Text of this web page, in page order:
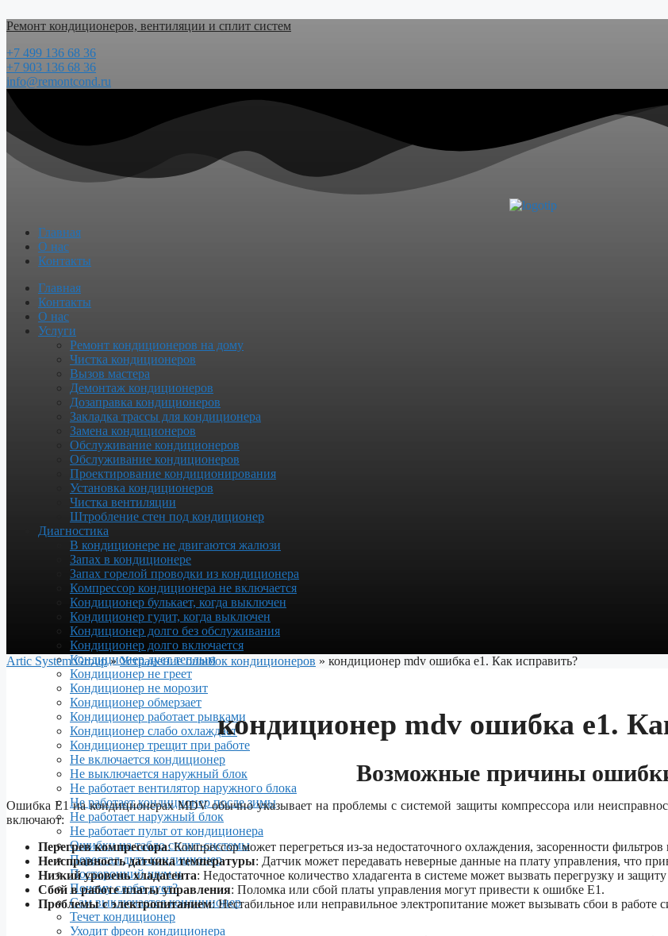
к
Ремонт кондиционеров, вентиляции и сплит систем
+7 499 136 68 36
+7 903 136 68 36
info@remontcond.ru
Главная
О нас
Контакты
Menu
Главная
Контакты
О нас
Услуги
Ремонт кондиционеров на дому
Чистка кондиционеров
Вызов мастера
Демонтаж кондиционеров
Дозаправка кондиционеров
Закладка трассы для кондиционера
Замена кондиционеров
Обслуживание кондиционеров
Обслуживание кондиционеров
Проектирование кондиционирования
Установка кондиционеров
Чистка вентиляции
Штробление стен под кондиционер
Диагностика
В кондиционере не двигаются жалюзи
Запах в кондиционере
Запах горелой проводки из кондиционера
Компрессор кондиционера не включается
Кондиционер булькает, когда выключен
Кондиционер гудит, когда выключен
Кондиционер долго без обслуживания
Кондиционер долго включается
Кондиционер дует теплым
Кондиционер не греет
Кондиционер не морозит
Кондиционер обмерзает
Кондиционер работает рывками
Кондиционер слабо охлаждает
Кондиционер трещит при работе
Не включается кондиционер
Не выключается наружный блок
Не работает вентилятор наружного блока
Не работает кондиционер после зимы
Не работает наружный блок
Не работает пульт от кондиционера
Ошибки на табло сплит-системы
Перестал дуть кондиционер
Посторонний шум и
Почему слабо дует?
Сам выключается кондиционер
Течет кондиционер
Уходит фреон кондиционера
Artic System Group»Устранение ошибок кондиционеров » кондиционер mdv ошибка e1. Как исправить?
кондиционер mdv ошибка e1.
Возможные причины
Ошибка E1 на кондиционерах MDV обычно указывает на проблемы с системой защиты компрессора или
включают:
Перегрев компрессора: Компрессор может перегреться из-за недостаточного охлаждения, засоренности
Неисправность датчика температуры: Датчик может передавать неверные данные на плату управления, что
Низкий уровень хладагента: Недостаточное количество хладагента в системе может вызвать перегрузку и
Сбой в работе платы управления: Поломка или сбой платы управления могут привести к ошибке E1.
Проблемы с электропитанием: Нестабильное или неправильное электропитание может вызывать сбои в работе